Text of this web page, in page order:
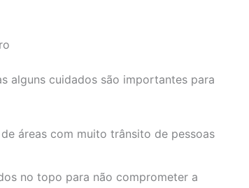
alguns cuidados são importantes para
áreas com muito trânsito de pessoas
no topo para não comprometer a